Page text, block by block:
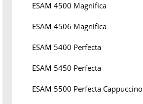
ESAM 4500 Magnifica
ESAM 4506 Magnifica
ESAM 5400 Perfecta
ESAM 5450 Perfecta
ESAM 5500 Perfecta Cappuccino